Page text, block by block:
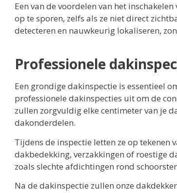
Een van de voordelen van het
op te sporen, zelfs als ze niet direct
detecteren en nauwkeurig lokaliseren,
Professionele
Een grondige dakinspectie is essentieel
professionele dakinspecties uit om de
zullen zorgvuldig elke centimeter van je
dakonderdelen.
Tijdens de inspectie letten ze op tekenen
dakbedekking, verzakkingen of roestige
zoals slechte afdichtingen rond
Na de dakinspectie zullen onze